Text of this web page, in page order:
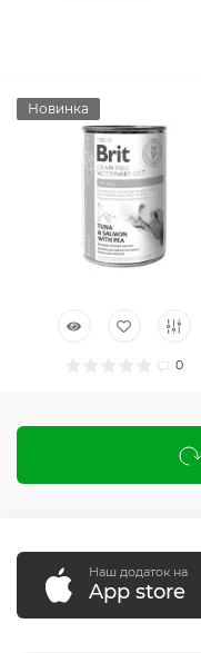
Новинка
0
Наш додаток на
App store